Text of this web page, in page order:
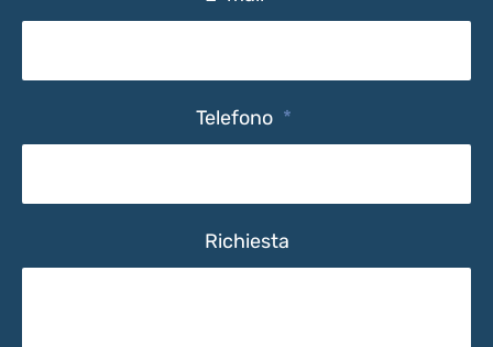
Telefono *
Richiesta